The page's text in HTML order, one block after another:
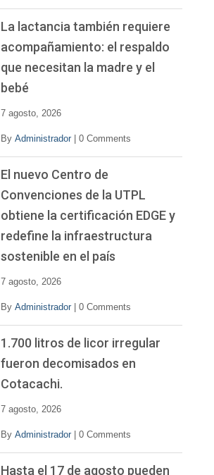
La lactancia también requiere
acompañamiento: el respaldo
que necesitan la madre y el
bebé
7 agosto, 2026
By Administrador 0 Comments
El nuevo Centro de
Convenciones de la UTPL
obtiene la certificación EDGE y
redefine la infraestructura
sostenible en el país
7 agosto, 2026
By Administrador 0 Comments
1.700 litros de licor irregular
fueron decomisados en
Cotacachi.
7 agosto, 2026
By Administrador 0 Comments
Hasta el 17 de agosto pueden